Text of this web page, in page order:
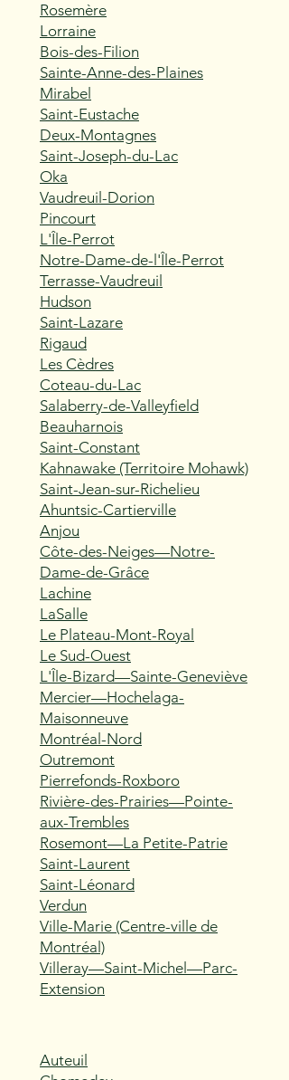
Rosemère
Lorraine
Bois-des-Filion
Sainte-Anne-des-Plaines
Mirabel
Saint-Eustache
Deux-Montagnes
Saint-Joseph-du-Lac
Oka
Vaudreuil-Dorion
Pincourt
L'Île-Perrot
Notre-Dame-de-l'Île-Perrot
Terrasse-Vaudreuil
Hudson
Saint-Lazare
Rigaud
Les Cèdres
Coteau-du-Lac
Salaberry-de-Valleyfield
Beauharnois
Saint-Constant
Kahnawake (Territoire Mohawk)
Saint-Jean-sur-Richelieu
Ahuntsic-Cartierville
Anjou
Côte-des-Neiges—Notre-
Dame-de-Grâce
Lachine
LaSalle
Le Plateau-Mont-Royal
Le Sud-Ouest
L'Île-Bizard—Sainte-Geneviève
Mercier—Hochelaga-
Maisonneuve
Montréal-Nord
Outremont
Pierrefonds-Roxboro
Rivière-des-Prairies—Pointe-
aux-Trembles
Rosemont—La Petite-Patrie
Saint-Laurent
Saint-Léonard
Verdun
Ville-Marie (Centre-ville de
Montréal)
Villeray—Saint-Michel—Parc-
Extension
Auteuil